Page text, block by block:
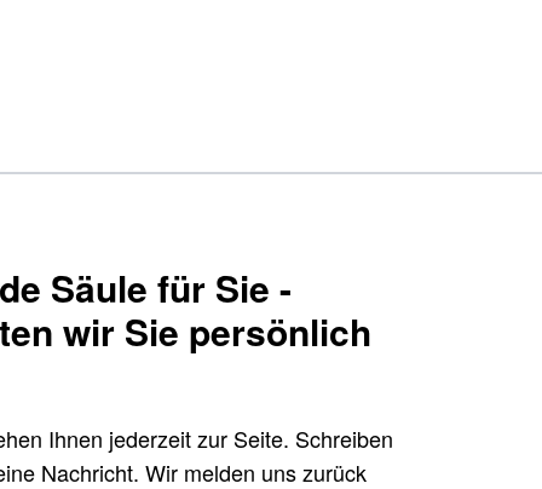
Säule für Sie -
wir Sie persönlich
Ihnen jederzeit zur Seite. Schreiben
Nachricht. Wir melden uns zurück